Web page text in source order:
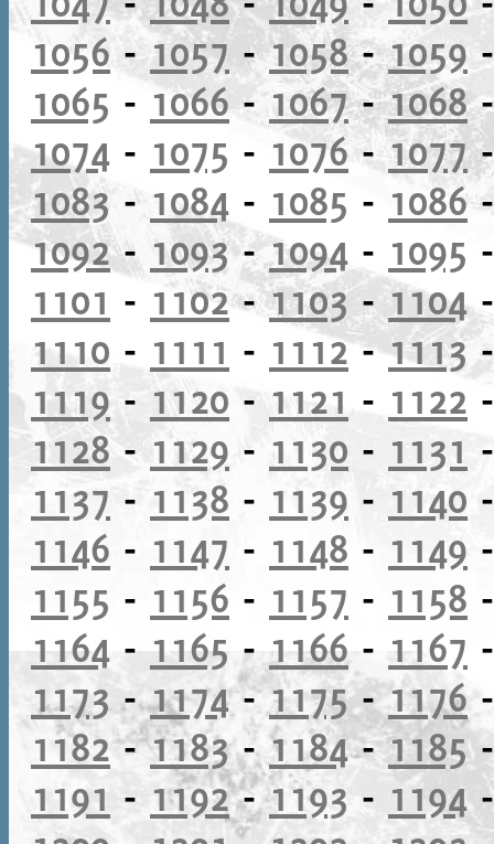
1056 -1057 -1058-1059
1065 - 1066-1067-1068
1074 - 1075 - 1076-1077
1083- 1084 - 1085 - 1086
1092- 1093-1094 - 1095
1101 - 1102-1103- 1104
1110 - 1111 - 1112-1113
1119 - 1120 - 1121 - 1122
1128- 1129 - 1130 - 1131
1137 - 1138 - 1139 - 1140
1146 - 1147 - 1148 - 1149
1155 - 1156 - 1157 - 1158
1164 - 1165 - 1166- 1167
1173-1174-1175-1176
1182-1183-1184-1185
1191 - 1192-1193 - 1194